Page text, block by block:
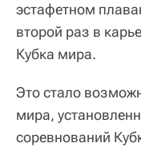
эстафетном
второй раз в
Кубка мира.
Это стало
мира,
соревнований